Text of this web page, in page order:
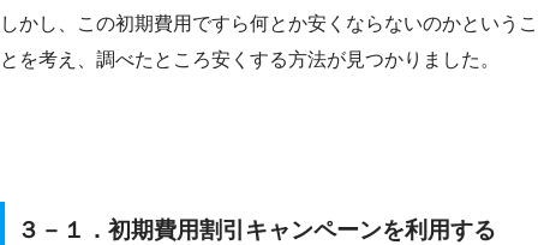
しかし、この初期費用ですら何とか安くならないのかというこ
とを考え、調べたところ安くする方法が見つかりました。
３－１．初期費用割引キャンペーンを利用する